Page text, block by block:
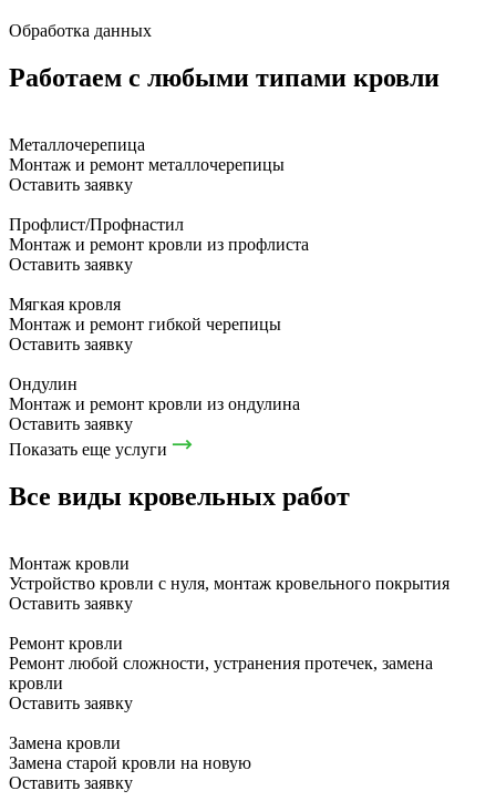
Обработка данных
Работаем с любыми типами кровли
Металлочерепица
Монтаж и ремонт металлочерепицы
Оставить заявку
Профлист/Профнастил
Монтаж и ремонт кровли из профлиста
Оставить заявку
Мягкая кровля
Монтаж и ремонт гибкой черепицы
Оставить заявку
Ондулин
Монтаж и ремонт кровли из ондулина
Оставить заявку
Показать еще услуги
Все виды кровельных работ
Монтаж кровли
Устройство кровли с нуля, монтаж кровельного покрытия
Оставить заявку
Ремонт кровли
Ремонт любой сложности, устранения протечек, замена
кровли
Оставить заявку
Замена кровли
Замена старой кровли на новую
Оставить заявку